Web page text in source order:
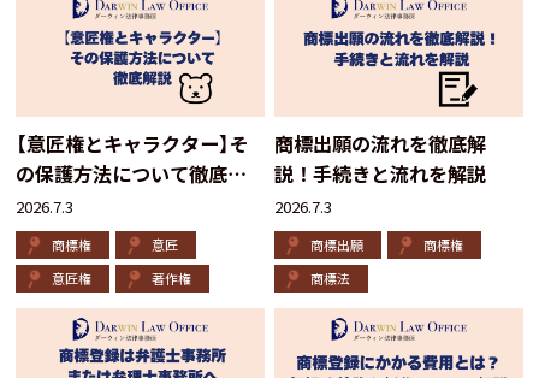
【意匠権とキャラクター】そ
の保護方法について徹底解
説
2026.7.3
商標権
意匠
意匠権
著作権
商標出願の流れを徹底解
説！手続きと流れを解説
2026.7.3
商標出願
商標権
商標法